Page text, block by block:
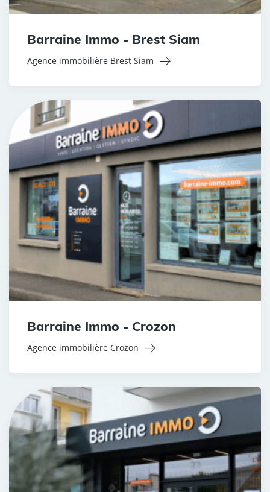
Barraine Immo - Brest Siam
Agence immobilière Brest Siam
Barraine Immo - Crozon
Agence immobilière Crozon